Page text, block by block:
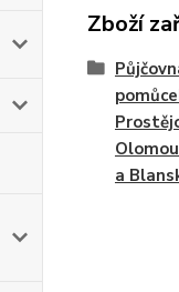
Zboží
a